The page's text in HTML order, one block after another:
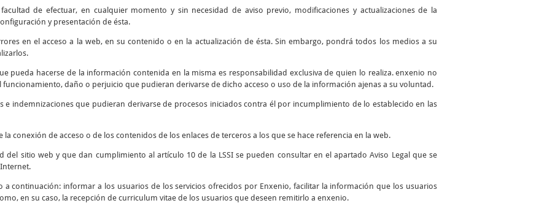
de efectuar, en cualquier momento y sin necesidad de aviso previo, modificaciones y actualizaciones de la
y presentación de ésta.
en el acceso a la web, en su contenido o en la actualización de ésta. Sin embargo, pondrá todos los medios a su
pueda hacerse de la información contenida en la misma es responsabilidad exclusiva de quien lo realiza. enxenio no
daño o perjuicio que pudieran derivarse de dicho acceso o uso de la información ajenas a su voluntad.
e indemnizaciones que pudieran derivarse de procesos iniciados contra él por incumplimiento de lo establecido en las
conexión de acceso o de los contenidos de los enlaces de terceros a los que se hace referencia en la web.
del sitio web y que dan cumplimiento al artículo 10 de la LSSI se pueden consultar en el apartado Aviso Legal que se
a continuación: informar a los usuarios de los servicios ofrecidos por Enxenio, facilitar la información que los usuarios
en su caso, la recepción de curriculum vitae de los usuarios que deseen remitirlo a enxenio.